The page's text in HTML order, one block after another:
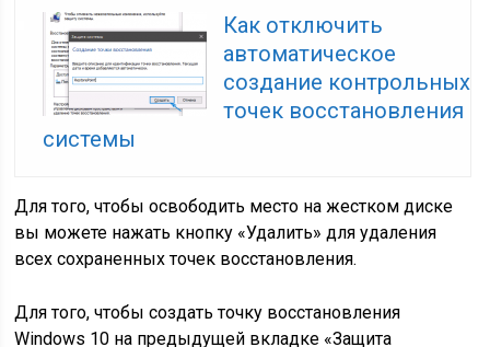
Как отключить
автоматическое
создание контрольных
точек восстановления
системы
Для того, чтобы освободить место на жестком диске
вы можете нажать кнопку «Удалить» для удаления
всех сохраненных точек восстановления.
Для того, чтобы создать точку восстановления
Windows 10 на предыдущей вкладке «Защита